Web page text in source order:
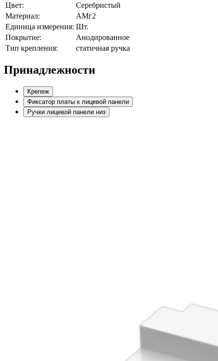
Цвет:
Серебристый
Материал:
АМг2
Единица измерения: Шт.
Покрытие:
Анодированное
Тип крепления:
статичная ручка
Принадлежности
Крепеж
Фиксатор платы к лицевой панели
Ручки лицевой панели низ